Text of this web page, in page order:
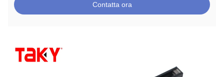
Contatta ora